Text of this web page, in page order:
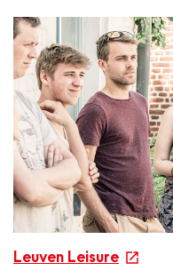
l
l
i
n
k
Leuven Leisure
e